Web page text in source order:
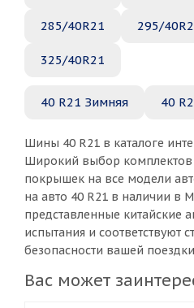
285/40R21 295/
325/40R21
40 R21 Зимняя 40
Шины 40 R21 в каталоге
Широкий выбор
покрышек на все модели
на авто 40 R21 в наличии в
представленные китайские
испытания и соответствуют
безопасности вашей
Вас может